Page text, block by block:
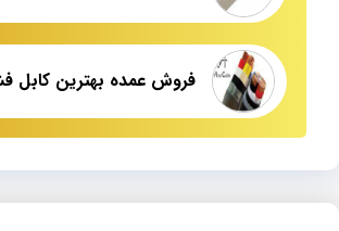
فروش عمده بهترین کابل